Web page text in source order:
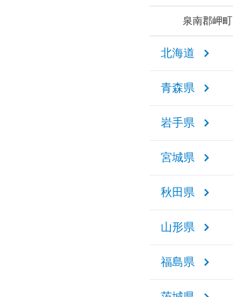
泉南郡岬町
北海道
青森県
岩手県
宮城県
秋田県
山形県
福島県